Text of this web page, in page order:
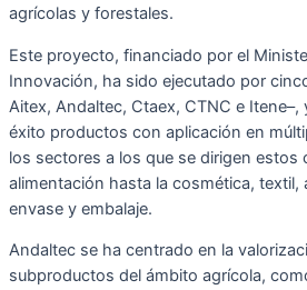
agrícolas y forestales.
Este proyecto, financiado por el
Innovación, ha sido ejecutado por
Aitex, Andaltec, Ctaex, CTNC e
éxito productos con aplicación en
los sectores a los que se dirigen estos
alimentación hasta la cosmética,
envase y embalaje.
Andaltec se ha centrado en la
subproductos del ámbito agrícola,